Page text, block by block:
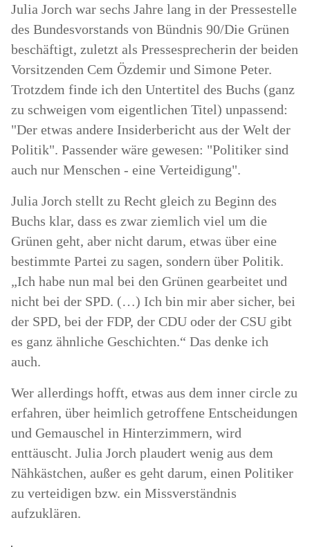
Julia Jorch war sechs Jahre lang in der Pressestelle
des Bundesvorstands von Bündnis 90/Die Grünen
beschäftigt, zuletzt als Pressesprecherin der beiden
Vorsitzenden Cem Özdemir und Simone Peter.
Trotzdem finde ich den Untertitel des Buchs (ganz
zu schweigen vom eigentlichen Titel) unpassend:
"Der etwas andere Insiderbericht aus der Welt der
Politik". Passender wäre gewesen: "Politiker sind
auch nur Menschen - eine Verteidigung".
Julia Jorch stellt zu Recht gleich zu Beginn des
Buchs klar, dass es zwar ziemlich viel um die
Grünen geht, aber nicht darum, etwas über eine
bestimmte Partei zu sagen, sondern über Politik.
„Ich habe nun mal bei den Grünen gearbeitet und
nicht bei der SPD. (…) Ich bin mir aber sicher, bei
der SPD, bei der FDP, der CDU oder der CSU gibt
es ganz ähnliche Geschichten.“ Das denke ich
auch.
Wer allerdings hofft, etwas aus dem inner circle zu
erfahren, über heimlich getroffene Entscheidungen
und Gemauschel in Hinterzimmern, wird
enttäuscht. Julia Jorch plaudert wenig aus dem
Nähkästchen, außer es geht darum, einen Politiker
zu verteidigen bzw. ein Missverständnis
aufzuklären.